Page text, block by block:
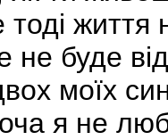
життя
буде
моїх
я не